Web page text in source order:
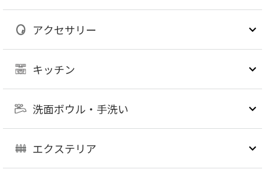
アクセサリー
キッチン
洗面ボウル・手洗い
エクステリア